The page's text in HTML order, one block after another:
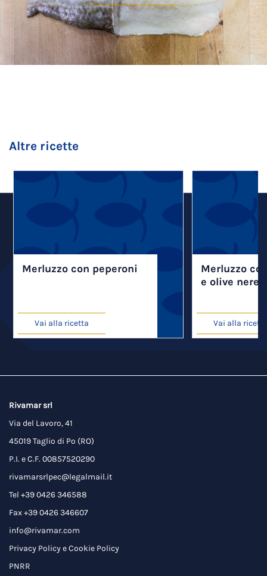
Altre ricette
Merluzzo con peperoni
Vai alla ricetta
Merluzzo
e olive nere
Vai alla ricetta
Rivamar srl
Via del Lavoro, 41
45019 Taglio di Po (RO)
P.I. e C.F. 00857520290
rivamarsrlpec@legalmail.it
Tel +39 0426 346588
Fax +39 0426 346607
info@rivamar.com
Privacy PolicyeCookie Policy
PNRR